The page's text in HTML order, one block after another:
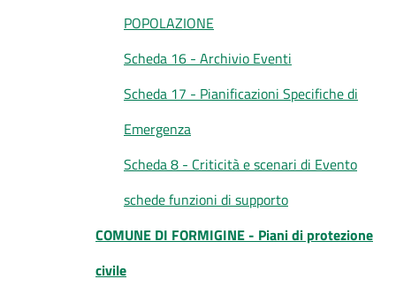
POPOLAZIONE
Scheda 16 - Archivio Eventi
Scheda 17 - Pianificazioni Specifiche di
Emergenza
Scheda 8 - Criticità e scenari di Evento
schede funzioni di supporto
COMUNE DI FORMIGINE - Piani di protezione
civile